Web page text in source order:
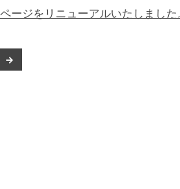
ージをリニューアルいたしました